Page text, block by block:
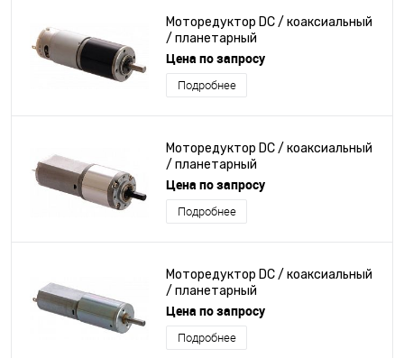
Моторедуктор DC / коаксиальный
/ планетарный
Цена по запросу
Подробнее
Моторедуктор DC / коаксиальный
/ планетарный
Цена по запросу
Подробнее
Моторедуктор DC / коаксиальный
/ планетарный
Цена по запросу
Подробнее